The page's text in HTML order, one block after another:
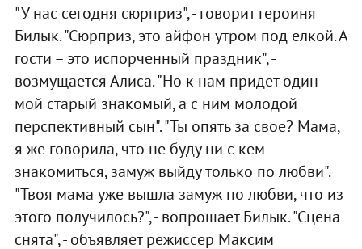
"У нас сегодня сюрприз", - говорит героиня
Билык. "Сюрприз, это айфон утром под елкой. А
гости – это испорченный праздник", -
возмущается Алиса. "Но к нам придет один
мой старый знакомый, а с ним молодой
перспективный сын". "Ты опять за свое? Мама,
я же говорила, что не буду ни с кем
знакомиться, замуж выйду только по любви".
"Твоя мама уже вышла замуж по любви, что из
этого получилось?", - вопрошает Билык. "Сцена
снята", - объявляет режиссер Максим